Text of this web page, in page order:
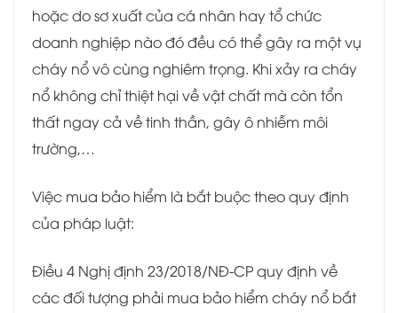
hoặc do sơ xuất của cá nhân hay tổ chức
doanh nghiệp nào đó đều có thể gây ra một vụ
cháy nổ vô cùng nghiêm trọng. Khi xảy ra cháy
nổ không chỉ thiệt hại về vật chất mà còn tổn
thất ngay cả về tinh thần, gây ô nhiễm môi
trường,…
Việc mua bảo hiểm là bắt buộc theo quy định
của pháp luật:
Điều 4 Nghị định 23/2018/NĐ-CP quy định về
các đối tượng phải mua bảo hiểm cháy nổ bắt